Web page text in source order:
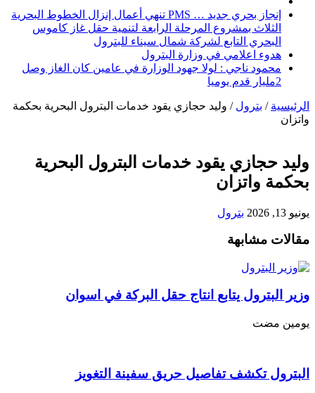
إنجاز بحري جديد … PMS تنهي أعمال إنزال الخطوط البحرية
الثلاث بمشروع المرحلة الرابعة لتنمية حقل غاز كاموس
البحري التابع لشركة شمال سيناء للبترول
هدوء اعلامي في وزارة البترول
محمود ناجي : لولا جهود الوزارة في عامين كان الغاز وصل
2مليار قدم يوميا
الرئيسية / بترول / وليد حجازي يقود خدمات البترول البحرية بحكمة
واتزان
وليد حجازي يقود خدمات البترول البحرية
بحكمة واتزان
يونيو 13, 2026 بترول
مقالات مشابهة
وزير البترول يتابع انتاج حقل البركة في اسوان
‏يومين مضت
البترول تكشف تفاصيل حريق سفينة التغويز